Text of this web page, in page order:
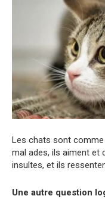
Les chats sont
mal ades, ils aiment et
insultes, et ils
Une autre question